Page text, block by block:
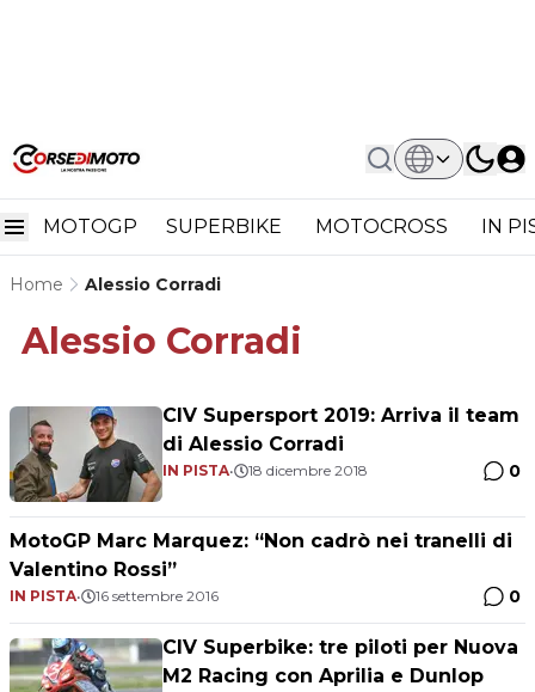
MOTOGP SUPERBIKE MOTOCROSS IN
Home Alessio Corradi
Alessio Corradi
CIV Supersport 2019: Arriva il team
di Alessio Corradi
IN PISTA• 18 dicembre 2018 0
MotoGP Marc Marquez: “Non cadrò nei tranelli di
Valentino Rossi”
IN PISTA• 16 settembre 2016 0
CIV Superbike: tre piloti per Nuova
M2 Racing con Aprilia e Dunlop